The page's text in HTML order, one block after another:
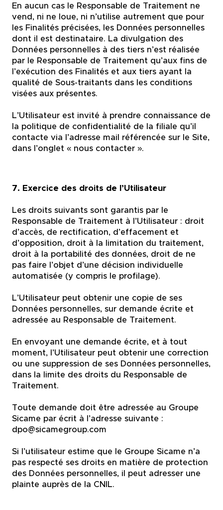
En aucun cas le Responsable de Traitement ne
vend, ni ne loue, ni n’utilise autrement que pour
les Finalités précisées, les Données personnelles
dont il est destinataire. La divulgation des
Données personnelles à des tiers n’est réalisée
par le Responsable de Traitement qu’aux fins de
l’exécution des Finalités et aux tiers ayant la
qualité de Sous-traitants dans les conditions
visées aux présentes.
L’Utilisateur est invité à prendre connaissance de
la politique de confidentialité de la filiale qu’il
contacte via l’adresse mail référencée sur le Site,
dans l’onglet « nous contacter ».
7. Exercice des droits de l’Utilisateur
Les droits suivants sont garantis par le
Responsable de Traitement à l’Utilisateur : droit
d’accès, de rectification, d’effacement et
d’opposition, droit à la limitation du traitement,
droit à la portabilité des données, droit de ne
pas faire l’objet d’une décision individuelle
automatisée (y compris le profilage).
L’Utilisateur peut obtenir une copie de ses
Données personnelles, sur demande écrite et
adressée au Responsable de Traitement.
En envoyant une demande écrite, et à tout
moment, l’Utilisateur peut obtenir une correction
ou une suppression de ses Données personnelles,
dans la limite des droits du Responsable de
Traitement.
Toute demande doit être adressée au Groupe
Sicame par écrit à l’adresse suivante :
dpo@sicamegroup.com
Si l’utilisateur estime que le Groupe Sicame n’a
pas respecté ses droits en matière de protection
des Données personnelles, il peut adresser une
plainte auprès de la CNIL.